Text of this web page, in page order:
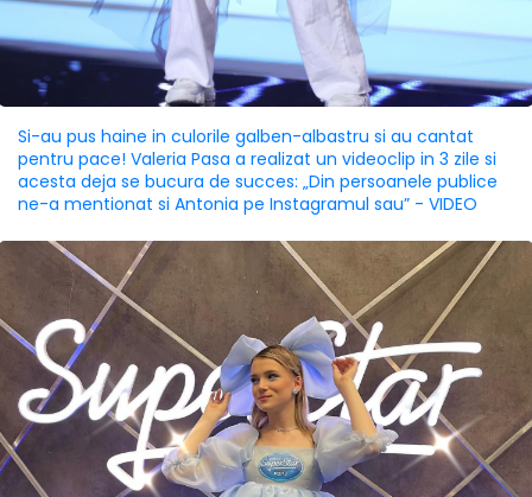
Si-au pus haine in culorile galben-albastru si au cantat
pentru pace! Valeria Pasa a realizat un videoclip in 3 zile si
acesta deja se bucura de succes: „Din persoanele publice
ne-a mentionat si Antonia pe Instagramul sau” - VIDEO